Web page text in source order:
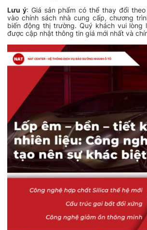
Lưu ý: Giá sản phẩm có thể thay đổi
vào chính sách nhà cung cấp, chương
biến động thị trường. Quý khách vui
được cập nhật thông tin giá mới nhất và